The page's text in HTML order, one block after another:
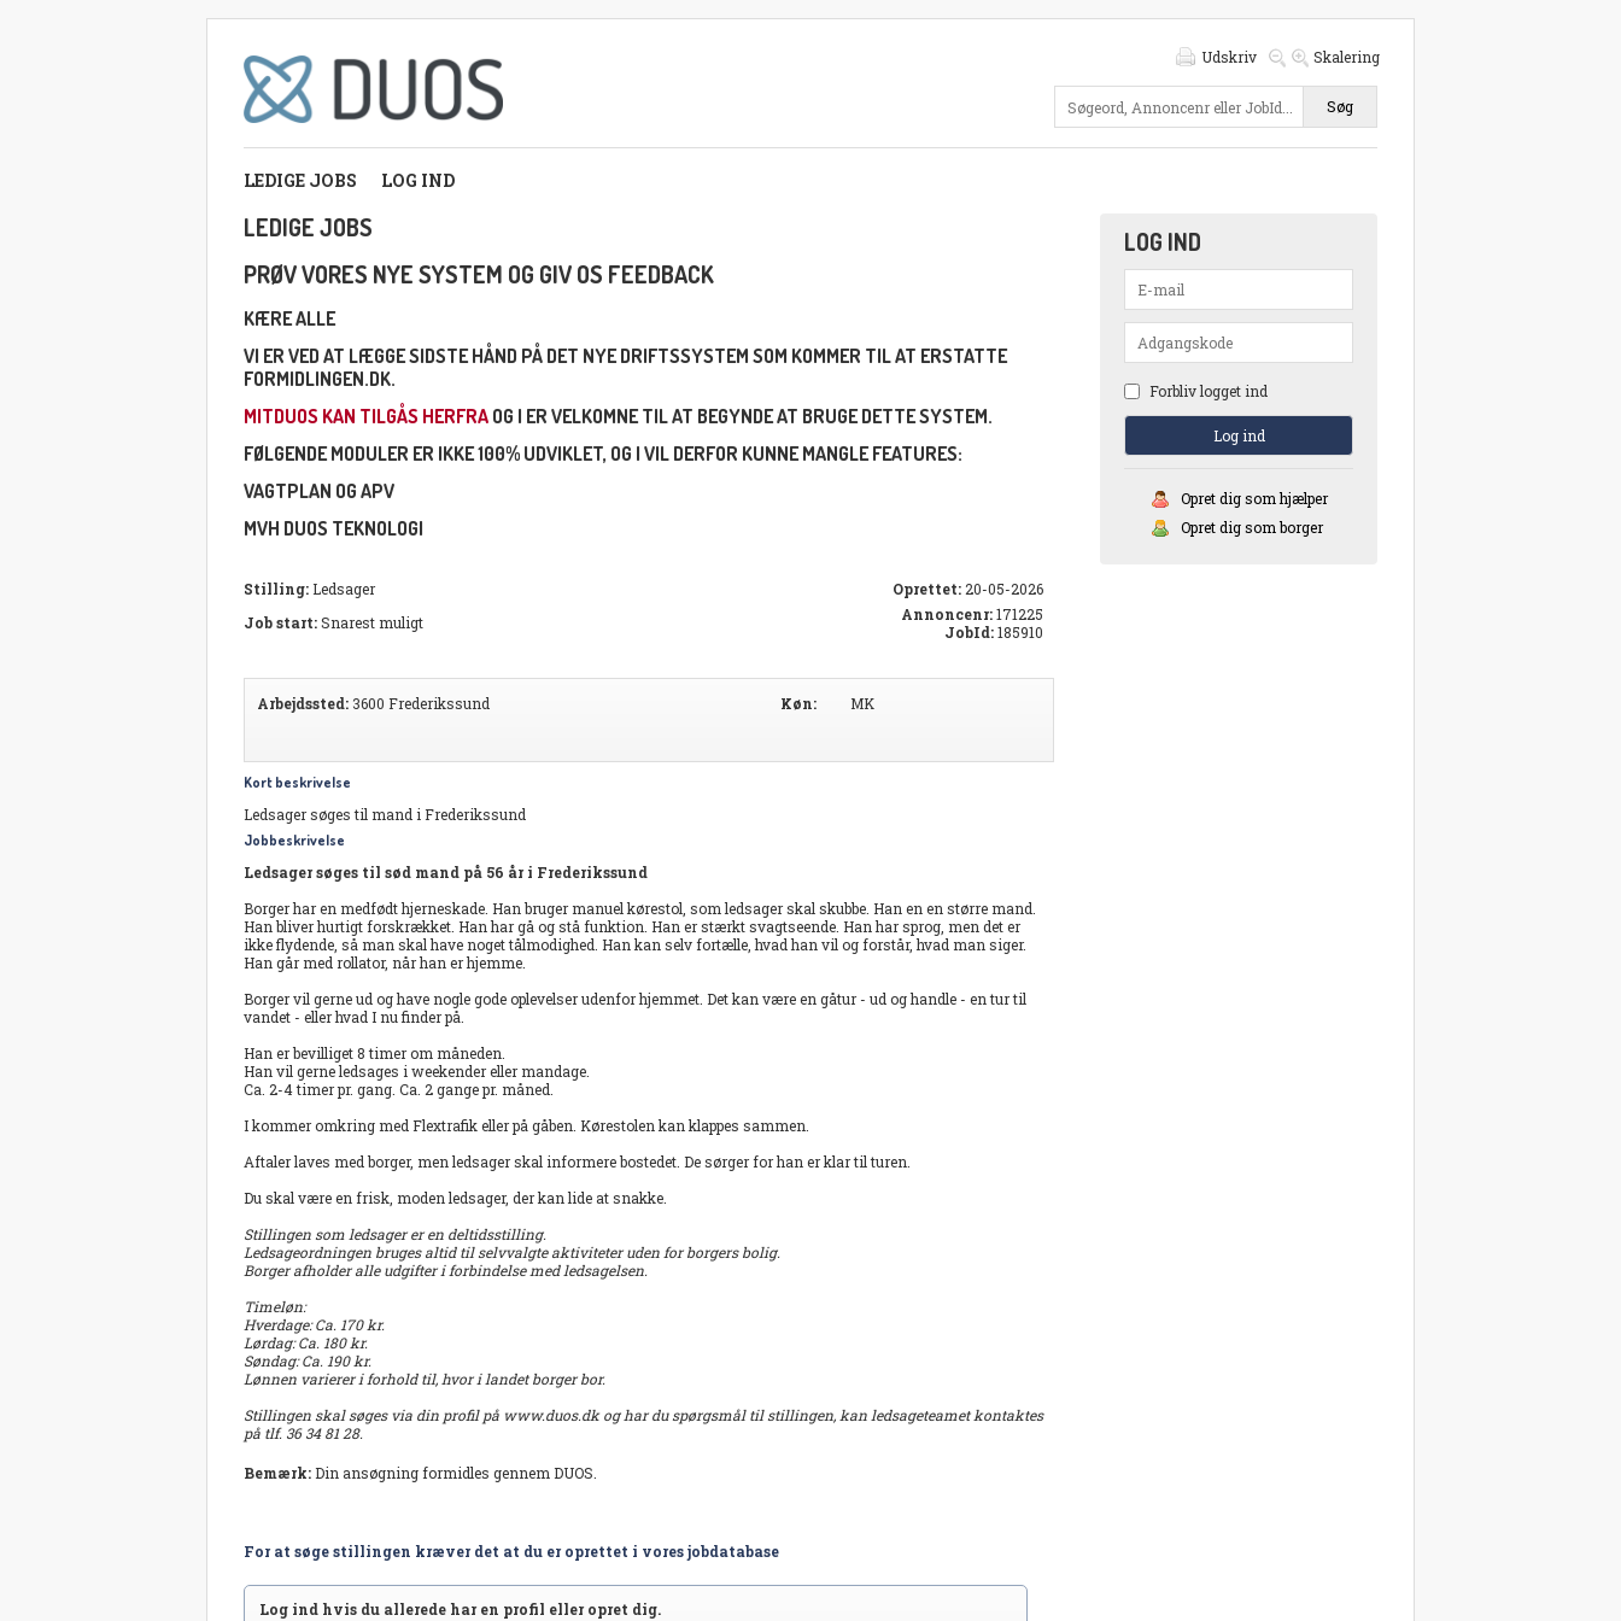
Udskriv Skalering
Søg
LEDIGE JOBS LOG IND
LEDIGE JOBS
PRØV VORES NYE SYSTEM OG GIV OS FEEDBACK
KÆRE ALLE
VI ER VED AT LÆGGE SIDSTE HÅND PÅ DET NYE DRIFTSSYSTEM SOM KOMMER TIL AT ERSTATTE
FORMIDLINGEN.DK.
MITDUOS KAN TILGÅS HERFRA OG I ER VELKOMNE TIL AT BEGYNDE AT BRUGE DETTE SYSTEM.
FØLGENDE MODULER ER IKKE 100% UDVIKLET, OG I VIL DERFOR KUNNE MANGLE FEATURES:
VAGTPLAN OG APV
MVH DUOS TEKNOLOGI
Stilling: Ledsager Oprettet: 20-05-2026
Job start:Snarest muligt Annoncenr:171225
JobId:185910
Arbejdssted: 3600 Frederikssund Køn: MK
Kort beskrivelse
Ledsager søges til mand i Frederikssund
Jobbeskrivelse
Ledsager søges til sød mand på 56 år i Frederikssund
Borger har en medfødt hjerneskade. Han bruger manuel kørestol, som ledsager skal skubbe. Han en en større mand.
Han bliver hurtigt forskrækket. Han har gå og stå funktion. Han er stærkt svagtseende. Han har sprog, men det er
ikke flydende, så man skal have noget tålmodighed. Han kan selv fortælle, hvad han vil og forstår, hvad man siger.
Han går med rollator, når han er hjemme.
Borger vil gerne ud og have nogle gode oplevelser udenfor hjemmet. Det kan være en gåtur - ud og handle - en tur til
vandet - eller hvad I nu finder på.
Han er bevilliget 8 timer om måneden.
Han vil gerne ledsages i weekender eller mandage.
Ca. 2-4 timer pr. gang. Ca. 2 gange pr. måned.
I kommer omkring med Flextrafik eller på gåben. Kørestolen kan klappes sammen.
Aftaler laves med borger, men ledsager skal informere bostedet. De sørger for han er klar til turen.
Du skal være en frisk, moden ledsager, der kan lide at snakke.
Stillingen som ledsager er en deltidsstilling.
Ledsageordningen bruges altid til selvvalgte aktiviteter uden for borgers bolig.
Borger afholder alle udgifter i forbindelse med ledsagelsen.
Timeløn:
Hverdage: Ca. 170 kr.
Lørdag: Ca. 180 kr.
Søndag: Ca. 190 kr.
Lønnen varierer i forhold til, hvor i landet borger bor.
Stillingen skal søges via din profil på www.duos.dk og har du spørgsmål til stillingen, kan ledsageteamet kontaktes
på tlf. 36 34 81 28.
Bemærk:Din ansøgning formidles gennem DUOS.
For at søge stillingen kræver det at du er oprettet i vores jobdatabase
Log ind hvis du allerede har en profil eller opret dig.
LOG IND
Forbliv logget ind
Opret dig som hjælper
Opret dig som borger